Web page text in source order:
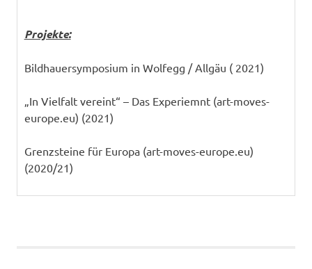
Projekte:
Bildhauersymposium in Wolfegg / Allgäu ( 2021)
„In Vielfalt vereint“ – Das Experiemnt (art-moves-
europe.eu) (2021)
Grenzsteine für Europa (art-moves-europe.eu)
(2020/21)